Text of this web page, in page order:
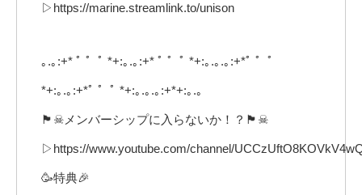
▷https://marine.streamlink.to/unison
｡.｡:+* ﾟ ゜ﾟ *+:｡.｡:+* ﾟ ゜ﾟ *+:｡.｡.｡:+*ﾟ ゜ﾟ
*+:｡.｡:+*ﾟ ゜ﾟ *+:｡.｡.｡:+*+:｡.｡
🏴☠メンバーシップに入らないか！？🏴☠
▷https://www.youtube.com/channel/
🥳特典🎉